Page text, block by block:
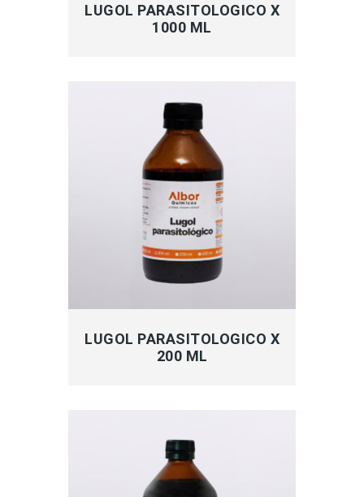
LUGOL PARASITOLOGICO X
1000 ML
LUGOL PARASITOLOGICO X
200 ML